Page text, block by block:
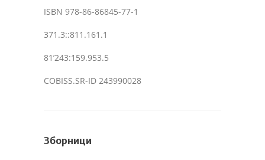
ISBN 978-86-86845-77-1
371.3::811.161.1
81’243:159.953.5
COBISS.SR-ID 243990028
Зборници